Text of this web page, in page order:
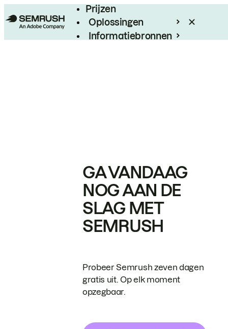
Prijzen
Oplossingen
Informatiebronnen
GA VANDAAG
NOG AAN DE
SLAG MET
SEMRUSH
Probeer Semrush zeven dagen
gratis uit. Op elk moment
opzegbaar.